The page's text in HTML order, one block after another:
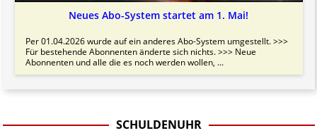
Neues Abo-System startet am 1. Mai!
Per 01.04.2026 wurde auf ein anderes Abo-System umgestellt. >>>
Für bestehende Abonnenten änderte sich nichts. >>> Neue
Abonnenten und alle die es noch werden wollen, ...
SCHULDENUHR